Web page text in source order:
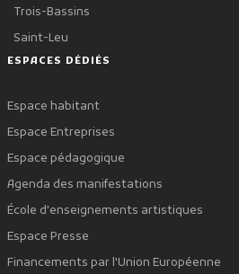
Trois-Bassins
Saint-Leu
ESPACES DÉDIÉS
Espace habitant
Espace Entreprises
Espace pédagogique
Agenda des manifestations
École d'enseignements artistiques
Espace Presse
Financements par l'Union Européenne